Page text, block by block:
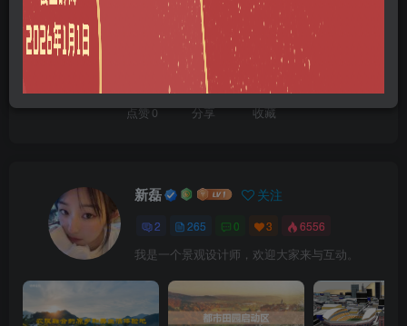
喜欢就支持一下吧
点赞0 分享 收藏
新磊 关注
2 265 0 3 6556
我是一个景观设计师，欢迎大家来与互动。